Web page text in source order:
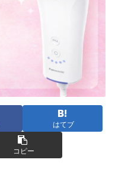
はてブ
コピー